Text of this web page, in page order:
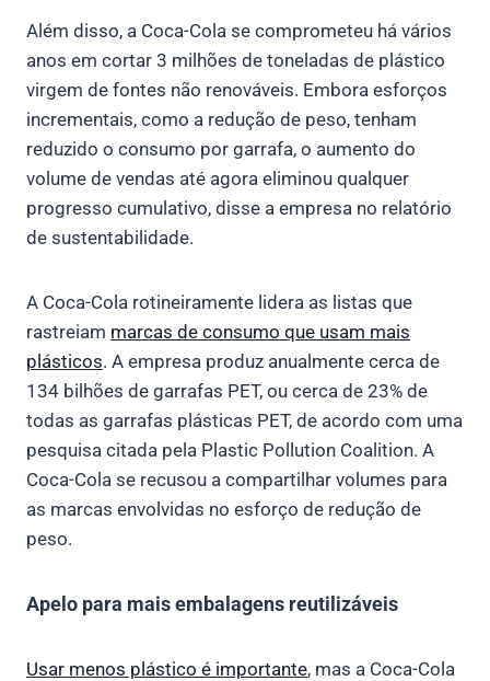
Além disso, a Coca-Cola se comprometeu há vários
anos em cortar 3 milhões de toneladas de plástico
virgem de fontes não renováveis. Embora esforços
incrementais, como a redução de peso, tenham
reduzido o consumo por garrafa, o aumento do
volume de vendas até agora eliminou qualquer
progresso cumulativo, disse a empresa no relatório
de sustentabilidade.
A Coca-Cola rotineiramente lidera as listas que
rastreiam marcas de consumo que usam mais
plásticos. A empresa produz anualmente cerca de
134 bilhões de garrafas PET, ou cerca de 23% de
todas as garrafas plásticas PET, de acordo com uma
pesquisa citada pela Plastic Pollution Coalition. A
Coca-Cola se recusou a compartilhar volumes para
as marcas envolvidas no esforço de redução de
peso.
Apelo para mais embalagens reutilizáveis
Usar menos plástico é importante, mas a Coca-Cola